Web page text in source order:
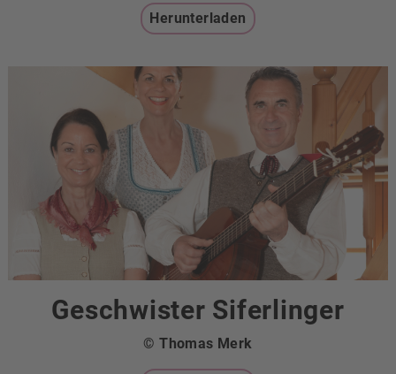
Herunterladen
Geschwister Siferlinger
© Thomas Merk